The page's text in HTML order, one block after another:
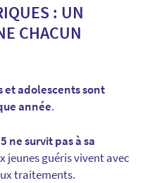
: UN
CHACUN
et adolescents sont
année.
ne survit pas à sa
jeunes guéris vivent avec
traitements.